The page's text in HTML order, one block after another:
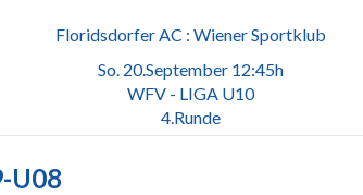
Floridsdorfer AC : Wiener Sportklub
So. 20.September 12:45h
WFV - LIGA U10
4.Runde
U08